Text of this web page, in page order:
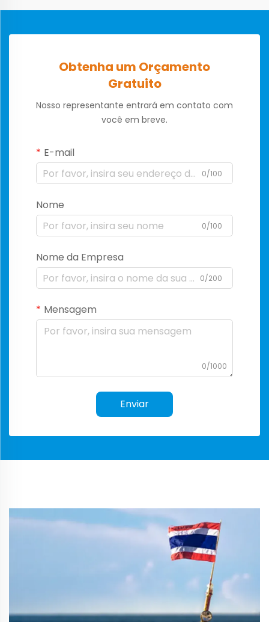
Obtenha um Orçamento
Gratuito
Nosso representante entrará em contato com
você em breve.
E-mail
0/100
Nome
0/100
Nome da Empresa
0/200
Mensagem
0/1000
Enviar